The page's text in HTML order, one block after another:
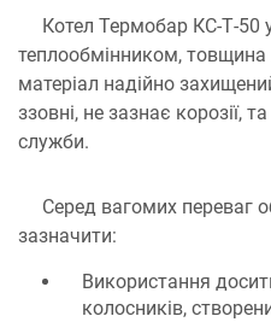
Котел Термобар КС-Т-50
теплообмінником,
матеріал надійно
ззовні, не зазнає корозії,
служби.
Серед вагомих переваг
зазначити:
Використання
колосників,